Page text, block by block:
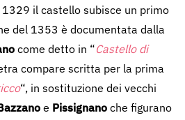
il castello subisce un primo
del 1353 è documentata dalla
come detto in “Castello di
compare scritta per la prima
“, in sostituzione dei vecchi
e Pissignano che figurano